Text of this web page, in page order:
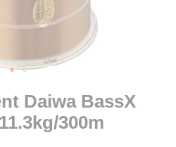
Daiwa BassX
300m